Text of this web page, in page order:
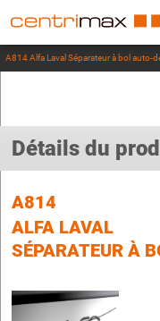
A814 Alfa Laval Séparateur à bol auto-
Détails du
A814
ALFA LAVAL
SÉPARATEUR À